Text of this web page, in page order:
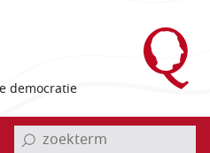
democratie
invoerveld zoekterm